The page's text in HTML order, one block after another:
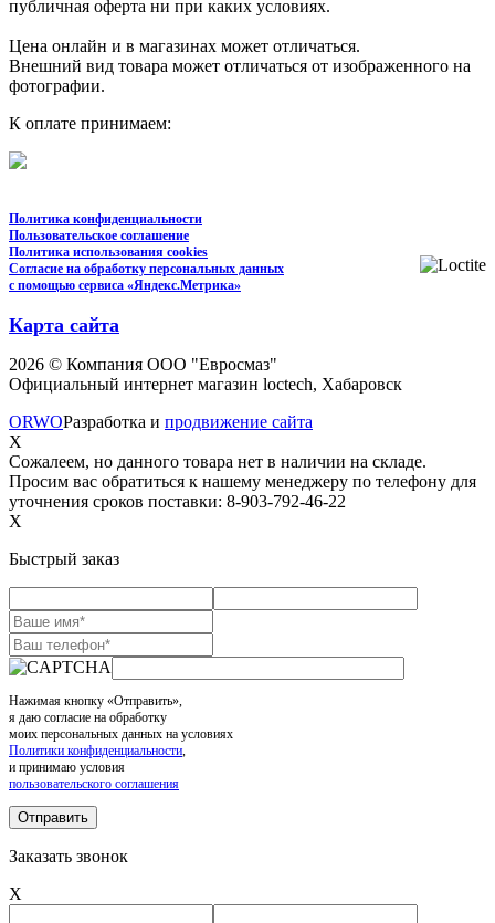
публичная оферта ни при каких условиях.
Цена онлайн и в магазинах может отличаться.
Внешний вид товара может отличаться от изображенного на
фотографии.
К оплате принимаем:
Политика конфиденциальности
Пользовательское соглашение
Политика использования cookies
Согласие на обработку персональных данных
с помощью сервиса «Яндекс.Метрика»
Карта сайта
2026 © Компания ООО "Евросмаз"
Официальный интернет магазин loctech, Хабаровск
ORWOРазработка и продвижение сайта
X
Сожалеем, но данного товара нет в наличии на складе.
Просим вас обратиться к нашему менеджеру по телефону для
уточнения сроков поставки: 8-903-792-46-22
X
Быстрый заказ
Нажимая кнопку «Отправить»,
я даю согласие на обработку
моих персональных данных на условиях
Политики конфиденциальности,
и принимаю условия
пользовательского соглашения
Заказать звонок
X